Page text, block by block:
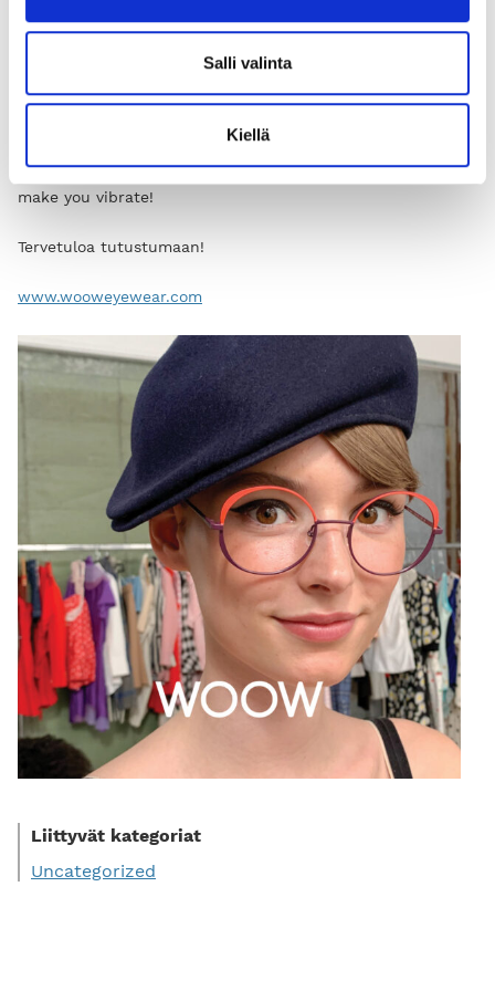
Salli valinta
Kiellä
Muuta elämä ikuiseksi juhlaksi aamunkoitosta keskiyön
uskalla säteillä. Keksi itsesi uudelleen WOOW:n avulla.
Spicy and stylish! These are the glasses that will truly
make you vibrate!
Tervetuloa tutustumaan!
www.wooweyewear.com
Liittyvät kategoriat
Uncategorized